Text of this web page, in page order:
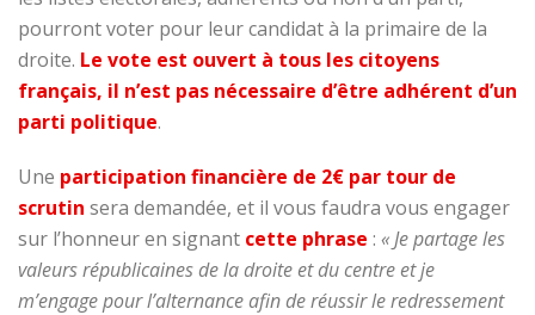
pourront voter pour leur candidat à la primaire de la
droite. Le vote est ouvert à tous les citoyens
français, il n’est pas nécessaire d’être adhérent d’un
parti politique.
Une participation financière de 2€ par tour de
scrutin sera demandée, et il vous faudra vous engager
sur l’honneur en signant cette phrase : « Je partage les
valeurs républicaines de la droite et du centre et je
m’engage pour l’alternance afin de réussir le redressement